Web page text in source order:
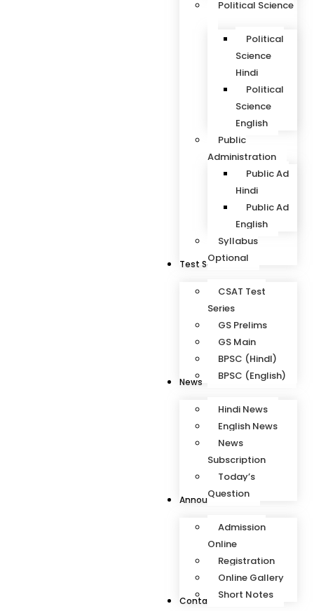
Political Science
Political
Science
Hindi
Political
Science
English
Public
Administration
Public Ad
Hindi
Public Ad
English
Syllabus
Optional
Test Series
CSAT Test
Series
GS Prelims
GS Main
BPSC (HindI)
BPSC (English)
News
Hindi News
English News
News
Subscription
Today’s
Question
Announcement
Admission
Online
Registration
Online Gallery
Short Notes
Contact